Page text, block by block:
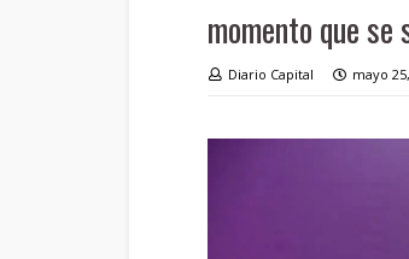
momento que se
Diario Capital mayo